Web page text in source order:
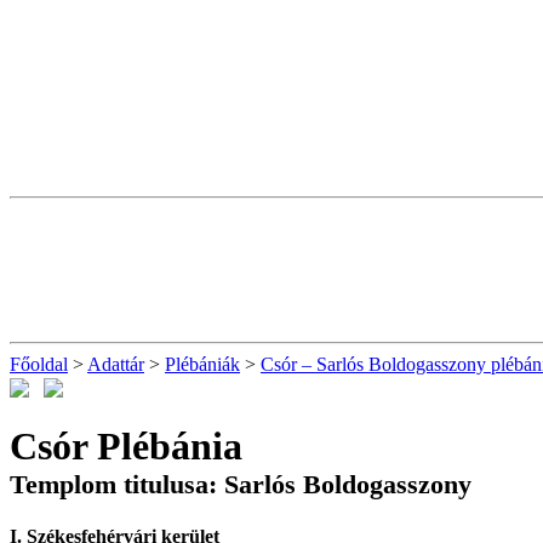
Főoldal > Adattár> Plébániák > Csór – Sarlós Boldogasszony
Csór Plébánia
Templom titulusa: Sarlós Boldogasszony
I. Székesfehérvári kerület